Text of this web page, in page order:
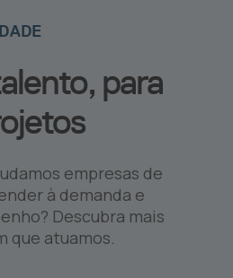
para
empresas de
à demanda e
Descubra mais
que atuamos.